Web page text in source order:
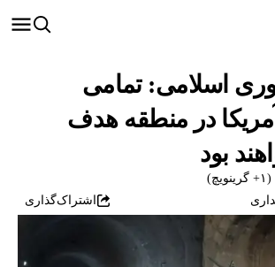
اسلامی: تمامی
در منطقه هدف
بود
اشتراک‌گذاری